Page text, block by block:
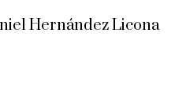
Hernández Licona